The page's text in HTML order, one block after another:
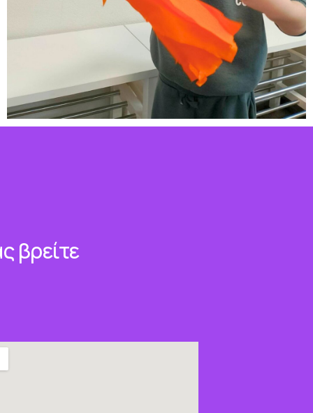
βρείτε